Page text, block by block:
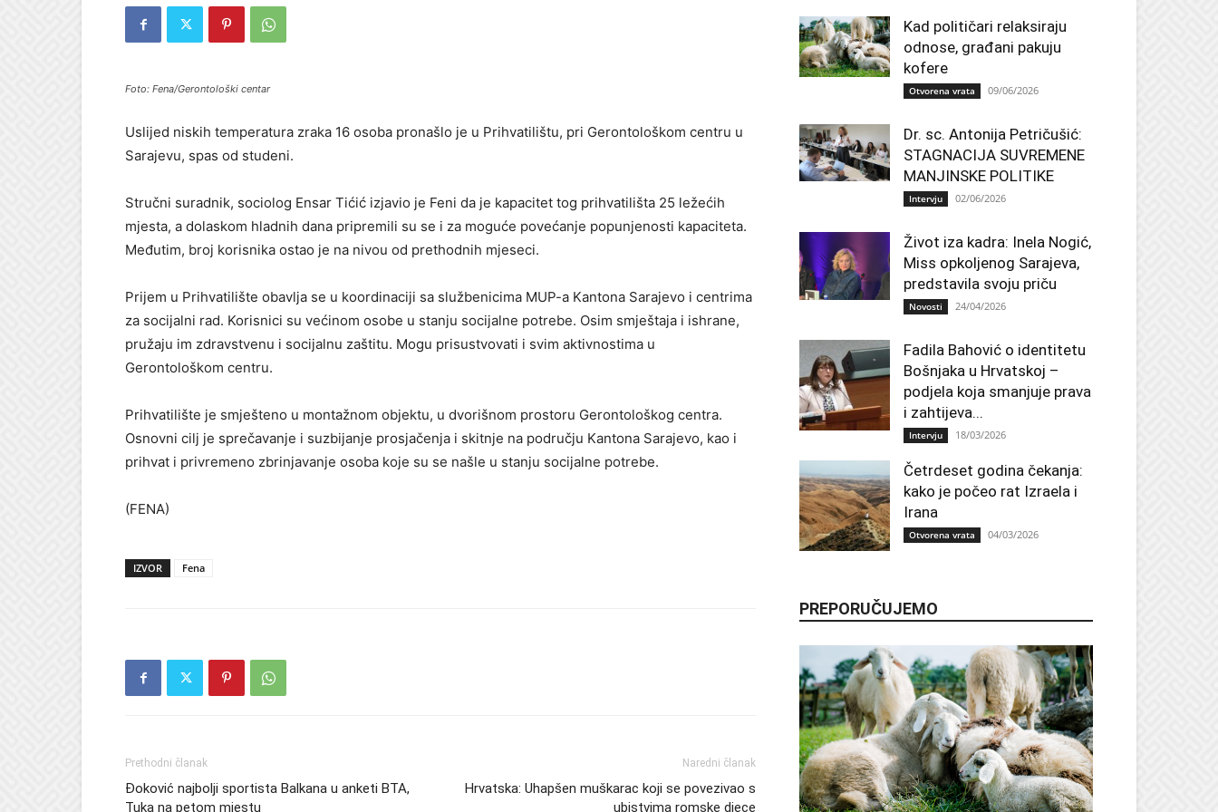
Foto: Fena/Gerontološki centar
Uslijed niskih temperatura zraka 16 osoba pronašlo je u Prihvatilištu, pri Gerontološkom centru u
Sarajevu, spas od studeni.
Stručni suradnik, sociolog Ensar Tićić izjavio je Feni da je kapacitet tog prihvatilišta 25 ležećih
mjesta, a dolaskom hladnih dana pripremili su se i za moguće povećanje popunjenosti kapaciteta.
Međutim, broj korisnika ostao je na nivou od prethodnih mjeseci.
Prijem u Prihvatilište obavlja se u koordinaciji sa službenicima MUP-a Kantona Sarajevo i centrima
za socijalni rad. Korisnici su većinom osobe u stanju socijalne potrebe. Osim smještaja i ishrane,
pružaju im zdravstvenu i socijalnu zaštitu. Mogu prisustvovati i svim aktivnostima u
Gerontološkom centru.
Prihvatilište je smješteno u montažnom objektu, u dvorišnom prostoru Gerontološkog centra.
Osnovni cilj je sprečavanje i suzbijanje prosjačenja i skitnje na području Kantona Sarajevo, kao i
prihvat i privremeno zbrinjavanje osoba koje su se našle u stanju socijalne potrebe.
(FENA)
IZVOR Fena
Prethodni članak
Đoković najbolji sportista Balkana u anketi BTA,
Tuka na petom mjestu
Naredni članak
Hrvatska: Uhapšen muškarac koji se povezivao s
ubistvima romske djece
Kad političari relaksiraju
odnose, građani pakuju
kofere
Otvorena vrata 09/06/2026
Dr. sc. Antonija Petričušić:
STAGNACIJA SUVREMENE
MANJINSKE POLITIKE
Intervju 02/06/2026
Život iza kadra: Inela Nogić,
Miss opkoljenog Sarajeva,
predstavila svoju priču
Novosti 24/04/2026
Fadila Bahović o identitetu
Bošnjaka u Hrvatskoj –
podjela koja smanjuje prava
i zahtijeva...
Intervju 18/03/2026
Četrdeset godina čekanja:
kako je počeo rat Izraela i
Irana
Otvorena vrata 04/03/2026
PREPORUČUJEMO